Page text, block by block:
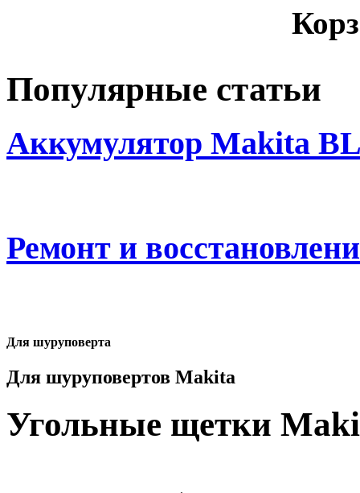
Популярные статьи
Аккумулятор Makita
Ремонт и
Для шуруповерта
Для шуруповертов Makita
Угольные щетки